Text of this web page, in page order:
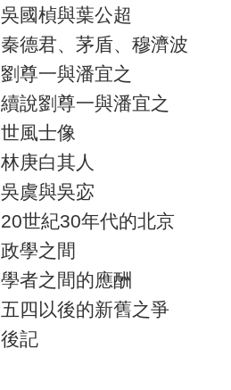
吳國楨與葉公超
秦德君、茅盾、穆濟波
劉尊一與潘宜之
續說劉尊一與潘宜之
世風士像
林庚白其人
吳虞與吳宓
20世紀30年代的北京
政學之間
學者之間的應酬
五四以後的新舊之爭
後記